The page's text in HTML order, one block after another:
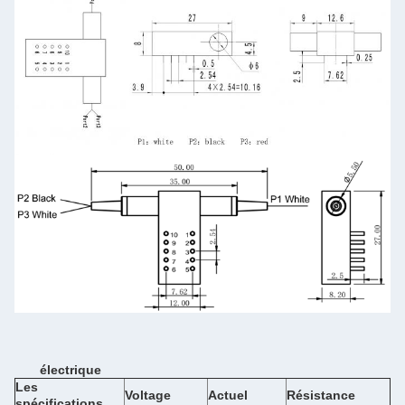
électrique
Les
Voltage Actuel
Résistance